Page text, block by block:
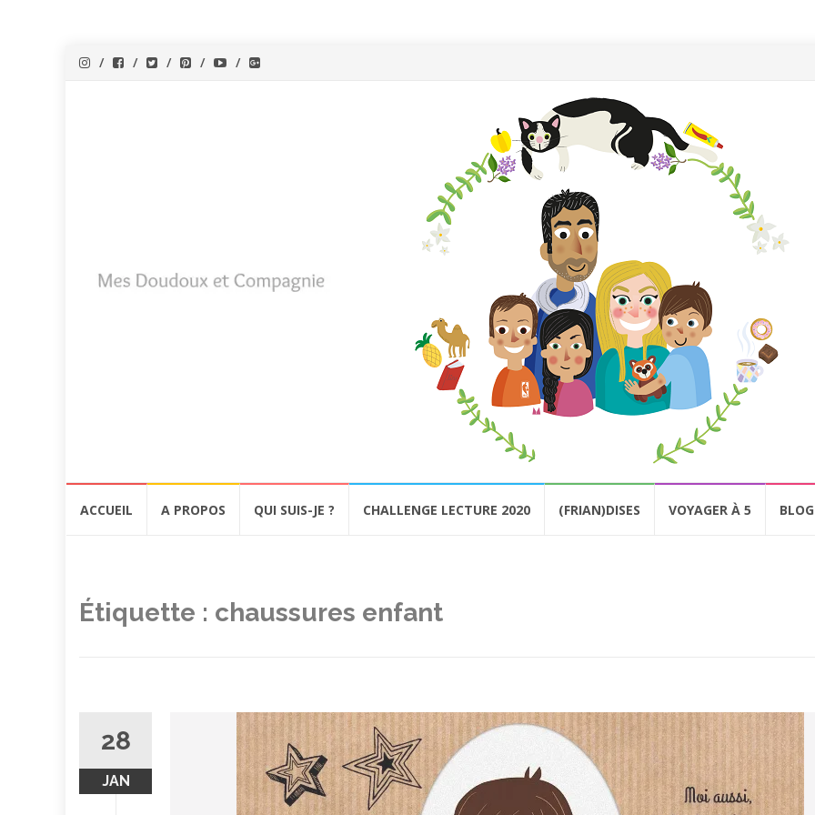
ACCUEIL A PROPOS QUI SUIS-JE ? CHALLENGE LECTURE 2020 (FRIAN)DISES VOYAGER À 5
Étiquette : chaussures enfant
28
JAN